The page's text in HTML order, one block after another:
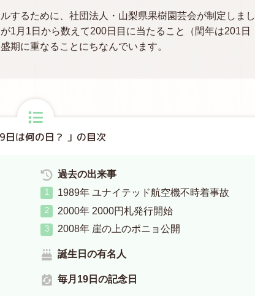
するために、社団法人・山梨県果樹園芸会が制定しまし
1月1日から数えて200日目に当たること（閏年は201日
期に重なることにちなんでいます。
日は何の日？ 」の目次
過去の出来事
1989年 ユナイテッド航空機不時着事故
2000年 2000円札発行開始
2008年 崖の上のポニョ公開
誕生日の有名人
毎月19日の記念日